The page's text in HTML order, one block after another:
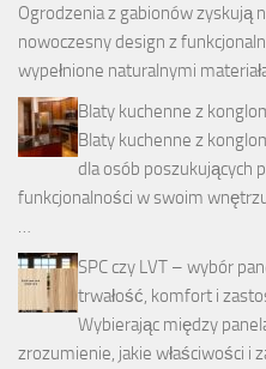
Ogrodzenia z gabionów zyskują
nowoczesny design z
wypełnione naturalnymi
Blaty kuchenne z
Blaty kuchenne z
dla osób poszukujących
funkcjonalności w swoim
…
SPC czy LVT – wybór
trwałość, komfort i
Wybierając między
zrozumienie, jakie właściwości i